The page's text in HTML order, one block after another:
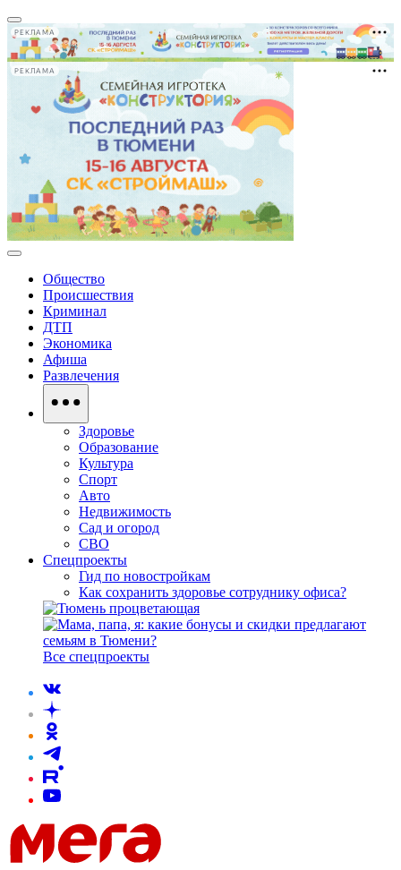
РЕКЛАМА
РЕКЛАМА
Общество
Происшествия
Криминал
ДТП
Экономика
Афиша
Развлечения
Здоровье
Образование
Культура
Спорт
Авто
Недвижимость
Сад и огород
СВО
Спецпроекты
Гид по новостройкам
Как сохранить здоровье сотруднику офиса?
Все спецпроекты